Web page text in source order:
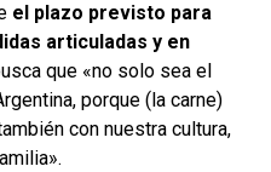
el plazo previsto para
articuladas y en
que «no solo sea el
porque (la carne)
con nuestra cultura,